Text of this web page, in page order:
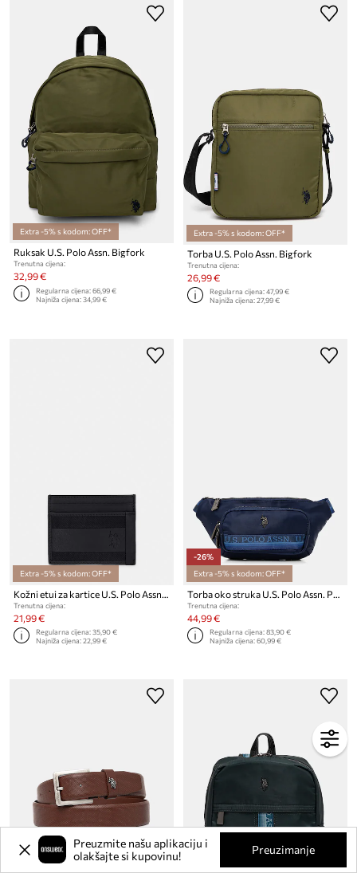
Extra -5% s kodom: OFF*
Ruksak U.S. Polo Assn. Bigfork
Trenutna cijena:
32,99 €
Regularna cijena:66,99 €
Najniža cijena:34,99 €
Extra -5% s kodom: OFF*
Torba U.S. Polo Assn. Bigfork
Trenutna cijena:
26,99 €
Regularna cijena:47,99 €
Najniža cijena:27,99 €
Extra -5% s kodom: OFF*
Kožni etui za kartice U.S. Polo Assn. MALLET
Trenutna cijena:
21,99 €
Regularna cijena:35,90 €
Najniža cijena:22,99 €
-26%
Extra -5% s kodom: OFF*
Torba oko struka U.S. Polo Assn. Paul
Trenutna cijena:
44,99 €
Regularna cijena:83,90 €
Najniža cijena:60,99 €
Preuzmite našu aplikaciju i
olakšajte si kupovinu!
Preuzimanje